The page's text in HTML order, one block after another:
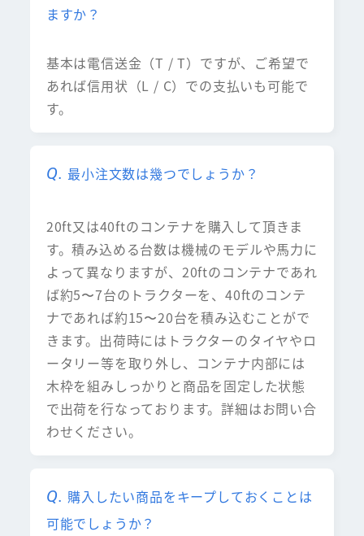
ますか？
基本は電信送金（T / T）ですが、ご希望で
あれば信用状（L / C）での支払いも可能で
す。
最小注文数は幾つでしょうか？
20ft又は40ftのコンテナを購入して頂きま
す。積み込める台数は機械のモデルや馬力に
よって異なりますが、20ftのコンテナであれ
ば約5〜7台のトラクターを、40ftのコンテ
ナであれば約15〜20台を積み込むことがで
きます。出荷時にはトラクターのタイヤやロ
ータリー等を取り外し、コンテナ内部には
木枠を組みしっかりと商品を固定した状態
で出荷を行なっております。詳細はお問い合
わせください。
購入したい商品をキープしておくことは
可能でしょうか？